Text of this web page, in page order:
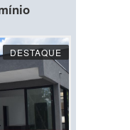
DESTAQUE